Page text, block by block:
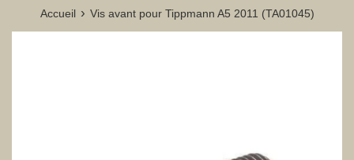
Accueil › Vis avant pour Tippmann A5 2011 (TA01045)